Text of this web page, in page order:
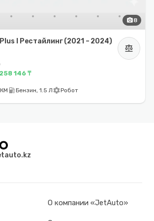
photo_camera8
I Рестайлинг (2021 – 2024)
balance
258 146 ₸
local_gas_stationБензин, 1.5 ЛsettingsРобот
О компании «JetAuto»